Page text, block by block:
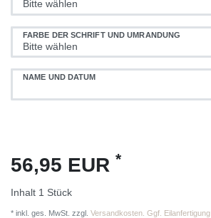
FARBE DER SCHRIFT UND UMRANDUNG
NAME UND DATUM
56,95 EUR *
Inhalt 1 Stück
* inkl. ges. MwSt. zzgl. Versandkosten. Ggf. Eilanfertigung